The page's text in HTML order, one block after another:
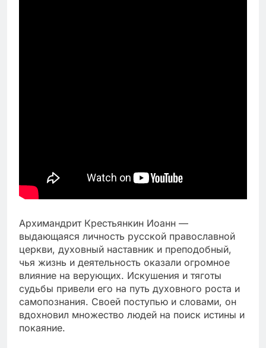
Архимандрит Крестьянкин Иоанн —
выдающаяся личность русской православной
церкви, духовный наставник и преподобный,
чья жизнь и деятельность оказали огромное
влияние на верующих. Искушения и тяготы
судьбы привели его на путь духовного роста и
самопознания. Своей поступью и словами, он
вдохновил множество людей на поиск истины и
покаяние.